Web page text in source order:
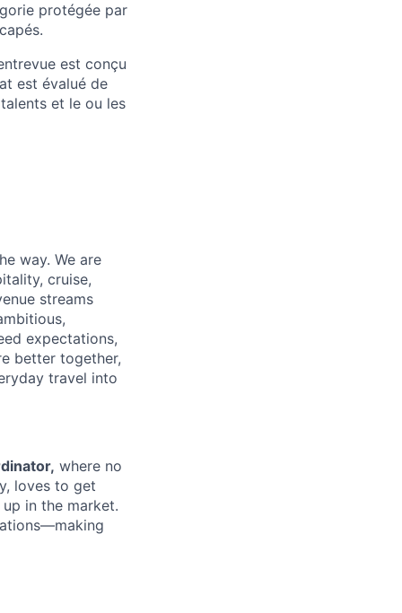
protégée par
est conçu
est évalué de
et le ou les
way. We are
cruise,
streams
expectations,
better together,
travel into
where no
loves to get
in the market.